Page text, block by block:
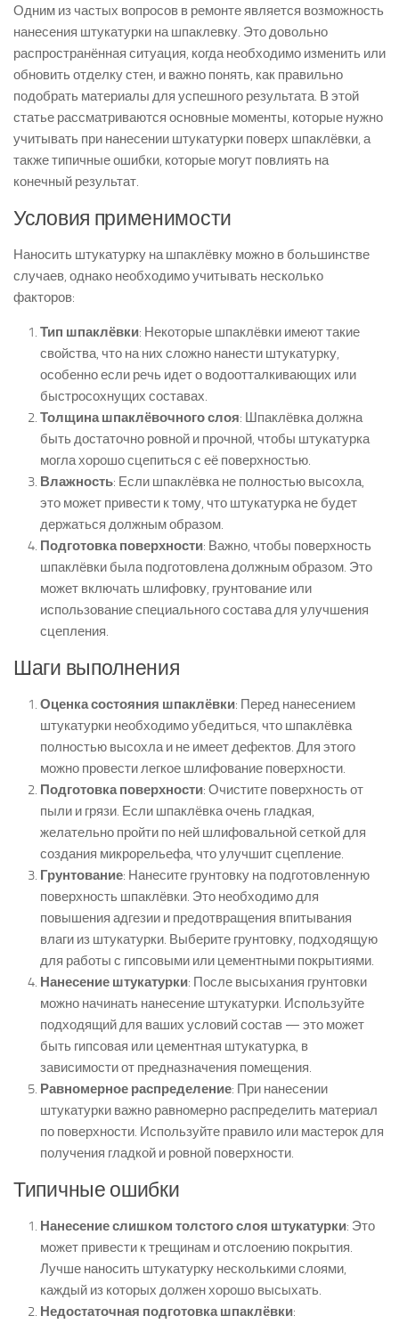
Одним из частых вопросов в ремонте является возможность
нанесения штукатурки на шпаклевку. Это довольно
распространённая ситуация, когда необходимо изменить или
обновить отделку стен, и важно понять, как правильно
подобрать материалы для успешного результата. В этой
статье рассматриваются основные моменты, которые нужно
учитывать при нанесении штукатурки поверх шпаклёвки, а
также типичные ошибки, которые могут повлиять на
конечный результат.
Условия применимости
Наносить штукатурку на шпаклёвку можно в большинстве
случаев, однако необходимо учитывать несколько
факторов:
Тип шпаклёвки: Некоторые шпаклёвки имеют такие
свойства, что на них сложно нанести штукатурку,
особенно если речь идет о водоотталкивающих или
быстросохнущих составах.
Толщина шпаклёвочного слоя: Шпаклёвка должна
быть достаточно ровной и прочной, чтобы штукатурка
могла хорошо сцепиться с её поверхностью.
Влажность: Если шпаклёвка не полностью высохла,
это может привести к тому, что штукатурка не будет
держаться должным образом.
Подготовка поверхности: Важно, чтобы поверхность
шпаклёвки была подготовлена должным образом. Это
может включать шлифовку, грунтование или
использование специального состава для улучшения
сцепления.
Шаги выполнения
Оценка состояния шпаклёвки: Перед нанесением
штукатурки необходимо убедиться, что шпаклёвка
полностью высохла и не имеет дефектов. Для этого
можно провести легкое шлифование поверхности.
Подготовка поверхности: Очистите поверхность от
пыли и грязи. Если шпаклёвка очень гладкая,
желательно пройти по ней шлифовальной сеткой для
создания микрорельефа, что улучшит сцепление.
Грунтование: Нанесите грунтовку на подготовленную
поверхность шпаклёвки. Это необходимо для
повышения адгезии и предотвращения впитывания
влаги из штукатурки. Выберите грунтовку, подходящую
для работы с гипсовыми или цементными покрытиями.
Нанесение штукатурки: После высыхания грунтовки
можно начинать нанесение штукатурки. Используйте
подходящий для ваших условий состав — это может
быть гипсовая или цементная штукатурка, в
зависимости от предназначения помещения.
Равномерное распределение: При нанесении
штукатурки важно равномерно распределить материал
по поверхности. Используйте правило или мастерок для
получения гладкой и ровной поверхности.
Типичные ошибки
Нанесение слишком толстого слоя штукатурки: Это
может привести к трещинам и отслоению покрытия.
Лучше наносить штукатурку несколькими слоями,
каждый из которых должен хорошо высыхать.
Недостаточная подготовка шпаклёвки: